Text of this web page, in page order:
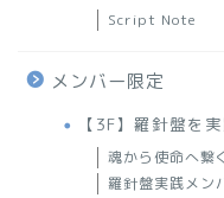
Script Note
メンバー限定
【3F】羅針盤を
魂から使命へ繋
羅針盤実践メン